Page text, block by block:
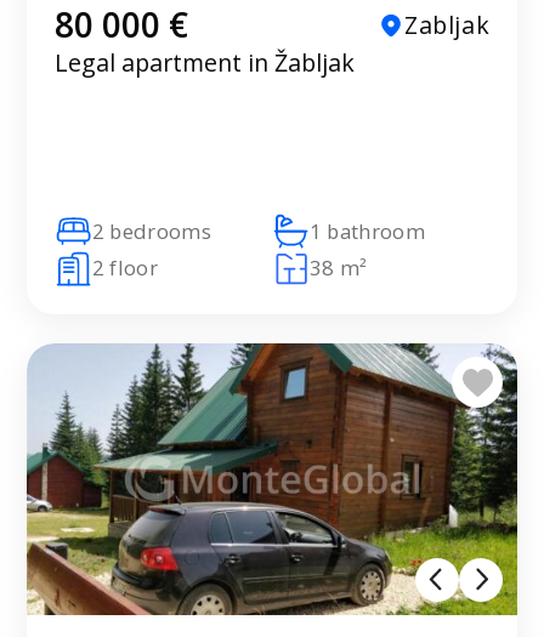
80 000 €
Zabljak
Legal apartment in Žabljak
2 bedrooms
1 bathroom
2 floor
38 m²